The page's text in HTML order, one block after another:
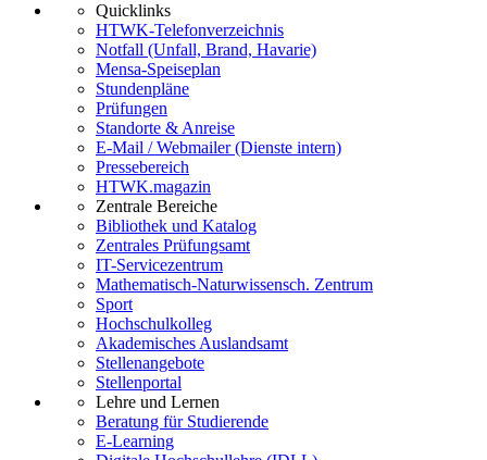
Quicklinks
HTWK-Telefonverzeichnis
Notfall (Unfall, Brand, Havarie)
Mensa-Speiseplan
Stundenpläne
Prüfungen
Standorte & Anreise
E-Mail / Webmailer (Dienste intern)
Pressebereich
HTWK.magazin
Zentrale Bereiche
Bibliothek und Katalog
Zentrales Prüfungsamt
IT-Servicezentrum
Mathematisch-Naturwissensch. Zentrum
Sport
Hochschulkolleg
Akademisches Auslandsamt
Stellenangebote
Stellenportal
Lehre und Lernen
Beratung für Studierende
E-Learning